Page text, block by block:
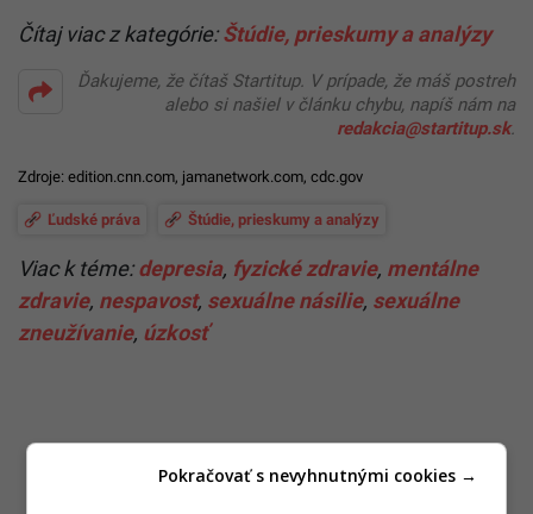
Čítaj viac z kategórie:Štúdie, prieskumy a analýzy
Ďakujeme, že čítaš Startitup. V prípade, že máš postreh
alebo si našiel v článku chybu, napíš nám na
redakcia@startitup.sk.
Zdroje: edition.cnn.com, jamanetwork.com, cdc.gov
Ľudské práva Štúdie, prieskumy a analýzy
Viac k téme:depresia, fyzické zdravie, mentálne
zdravie, nespavost, sexuálne násilie, sexuálne
zneužívanie, úzkosť
Pokračovať s nevyhnutnými cookies →